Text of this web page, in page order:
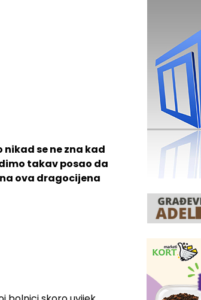
se ne zna kad
takav posao da
ova dragocijena